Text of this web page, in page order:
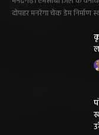
दोपहर मनरेगा चेक डेम